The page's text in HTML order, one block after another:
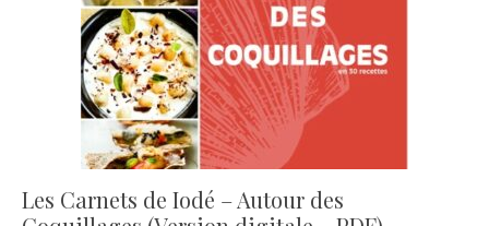
Les Carnets de Iodé – Autour des